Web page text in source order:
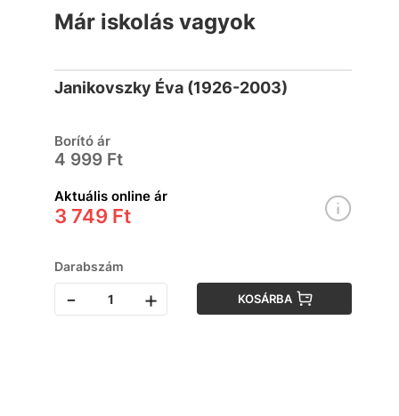
Már iskolás vagyok
Janikovszky Éva (1926-2003)
Borító ár
4 999 Ft
Aktuális online ár
3 749 Ft
Darabszám
- + KOSÁRBA